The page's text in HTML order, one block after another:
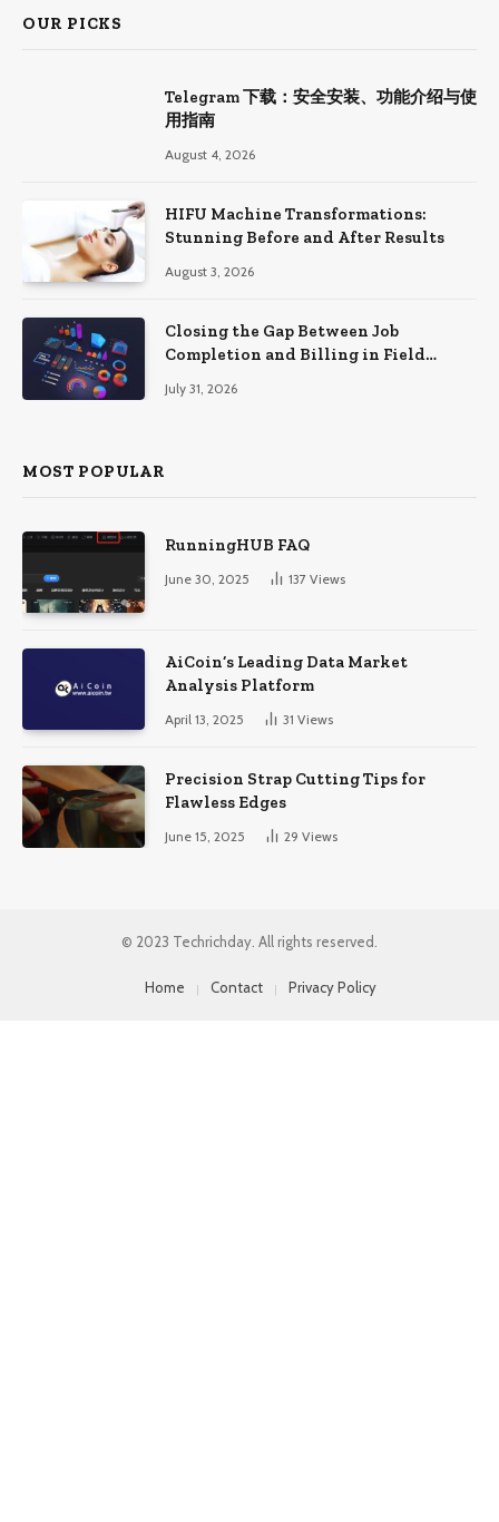
OUR PICKS
Telegram 下载：安全安装、功能介绍与使
用指南
August 4, 2026
HIFU Machine Transformations:
Stunning Before and After Results
August 3, 2026
Closing the Gap Between Job
Completion and Billing in Field
July 31, 2026
MOST POPULAR
RunningHUB FAQ
June 30, 2025 137 Views
AiCoin’s Leading Data Market
Analysis Platform
April 13, 2025 31 Views
Precision Strap Cutting Tips for
Flawless Edges
June 15, 2025 29 Views
© 2023 Techrichday. All rights reserved.
Home Contact Privacy Policy